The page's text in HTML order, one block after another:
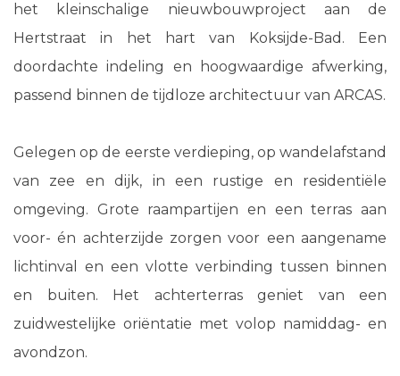
het kleinschalige nieuwbouwproject aan de
Hertstraat in het hart van Koksijde-Bad. Een
doordachte indeling en hoogwaardige afwerking,
passend binnen de tijdloze architectuur van ARCAS.
Gelegen op de eerste verdieping, op wandelafstand
van zee en dijk, in een rustige en residentiële
omgeving. Grote raampartijen en een terras aan
voor- én achterzijde zorgen voor een aangename
lichtinval en een vlotte verbinding tussen binnen
en buiten. Het achterterras geniet van een
zuidwestelijke oriëntatie met volop namiddag- en
avondzon.